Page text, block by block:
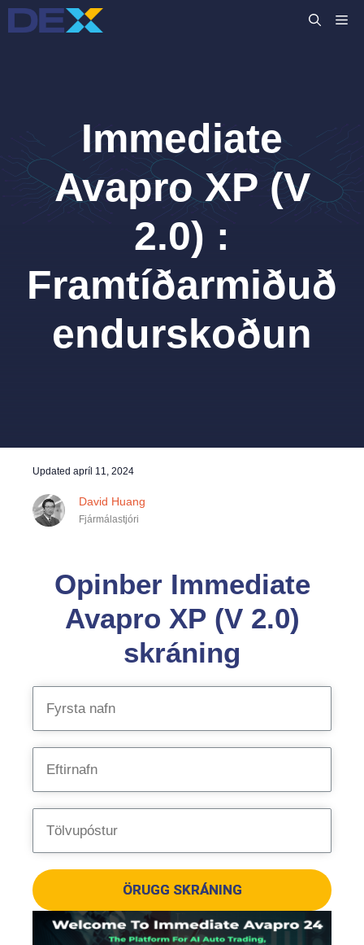
Skip
to
Immediate
Avapro XP (V
2.0) :
Framtíðarmiðuð
endurskoðun
Updated apríl 11, 2024
David Huang
Fjármálastjóri
Opinber Immediate
Avapro XP (V 2.0)
skráning
ÖRUGG SKRÁNING